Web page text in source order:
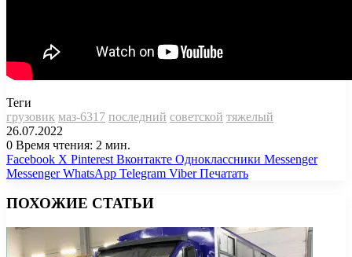
Теги
грузовик маз-6317 последний советской тяжелый
26.07.2022
0 Время чтения: 2 мин.
Facebook X Pinterest Вконтакте Одноклассники Messenger
Messenger WhatsApp Telegram Viber Печатать
ПОХОЖИЕ СТАТЬИ